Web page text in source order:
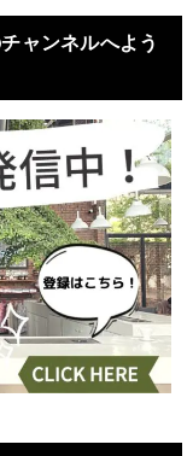
ャンネルへよう